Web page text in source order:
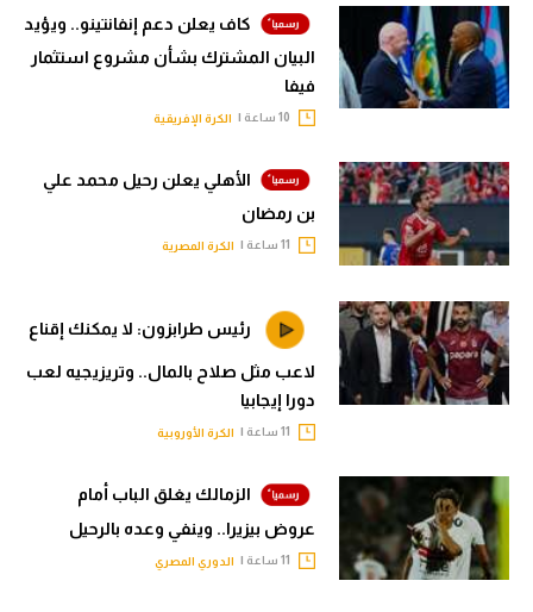
كاف يعلن دعم إنفانتينو.. ويؤيد
البيان المشترك بشأن مشروع استثمار
فيفا
الكرة الإفريقية
الأهلي يعلن رحيل محمد علي
بن رمضان
الكرة المصرية
رئيس طرابزون: لا يمكنك إقناع
لاعب مثل صلاح بالمال.. وتريزيجيه لعب
دورا إيجابيا
الكرة الأوروبية
الزمالك يغلق الباب أمام
عروض بيزيرا.. وينفي وعده بالرحيل
الدوري المصري